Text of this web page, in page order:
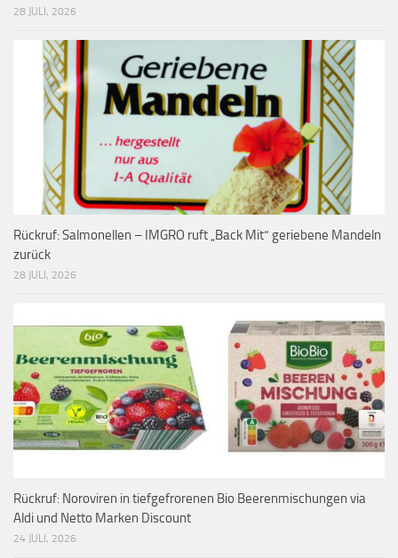
28 JULI, 2026
Rückruf: Salmonellen – IMGRO ruft „Back Mit“ geriebene Mandeln
zurück
28 JULI, 2026
Rückruf: Noroviren in tiefgefrorenen Bio Beerenmischungen via
Aldi und Netto Marken Discount
24 JULI, 2026